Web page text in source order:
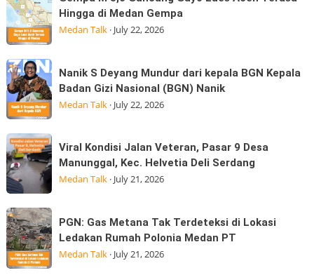
Banjir
Kepedulian
Utara
Laksanakan
Kepemimpinan
Strategis
di
M
5,6
Guncang
Gayo
Lues
Aceh
Terasa
di
Medan
Gempa
Hingga di Medan Gempa
Medan Talk· July 22, 2026
Nanik
S
Deyang
Mundur
dari
kepala
BGN
Kepala
Gizi
Nasional
(BGN) Nanik
Nanik S Deyang Mundur dari kepala BGN Kepala
Badan Gizi Nasional (BGN) Nanik
Medan Talk· July 22, 2026
Viral
Kondisi
Jalan
Veteran,
Pasar
9
Desa
Manunggal,
Viral Kondisi Jalan Veteran, Pasar 9 Desa
Manunggal, Kec. Helvetia Deli Serdang
Medan Talk· July 21, 2026
PGN:
Gas
Metana
Tak
PGN: Gas Metana Tak Terdeteksi di Lokasi
Ledakan Rumah Polonia Medan PT
Medan Talk· July 21, 2026